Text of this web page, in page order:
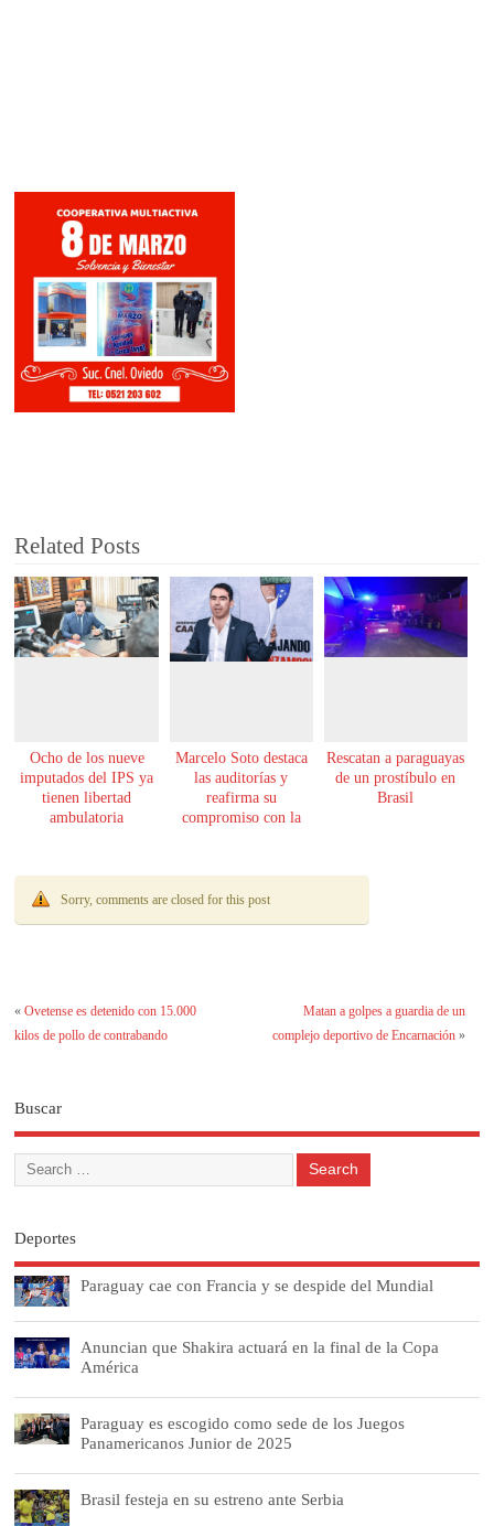
Related Posts
Ocho de los nueve
imputados del IPS ya
tienen libertad
ambulatoria
Marcelo Soto destaca
las auditorías y
reafirma su
compromiso con la
Rescatan a paraguayas
de un prostíbulo en
Brasil
Sorry, comments are closed for this post
«Ovetense es detenido con 15.000
kilos de pollo de contrabando
Matan a golpes a guardia de un
complejo deportivo de Encarnación»
Buscar
Deportes
Paraguay cae con Francia y se despide del Mundial
Anuncian que Shakira actuará en la final de la Copa
América
Paraguay es escogido como sede de los Juegos
Panamericanos Junior de 2025
Brasil festeja en su estreno ante Serbia